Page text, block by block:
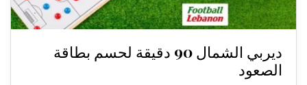
ديربي الشمال 90 دقيقة لحسم بطاقة
الصعود